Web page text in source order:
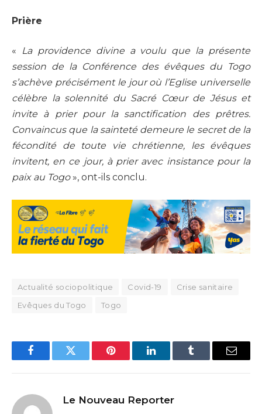
Prière
«
La providence divine a voulu que la présente
session de la Conférence des évêques du Togo
s’achève précisément le jour où l’Eglise universelle
célèbre la solennité du Sacré Cœur de Jésus et
invite à prier pour la sanctification des prêtres.
Convaincus que la sainteté demeure le secret de la
fécondité de toute vie chrétienne, les évêques
invitent, en ce jour, à prier avec insistance pour la
paix au Togo», ont-ils conclu.
Actualité sociopolitique Covid-19
Crise sanitaire
Evêques du Togo
Togo
FacebookTwitter Pinterest LinkedInTumblr Email
Le Nouveau Reporter